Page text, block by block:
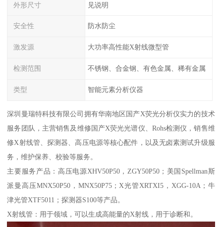
外形尺寸 见说明
安全性 防水防尘
激发源 大功率高性能X射线微型管
检测范围 不锈钢、合金钢、有色金属、稀有金属
类型 智能元素分析仪器
深圳曼瑞特科技有限公司拥有华南地区国产X荧光分析仪实力的技术
服务团队，主营销售及维修国产X荧光光谱仪、Rohs检测仪，销售维
修X射线管、探测器、高压电源等核心配件，以及无卤素测试升级服
务，维护保养、校验等服务。
主要服务产品：高压电源XHV50P50，ZGY50P50；美国Spellman斯
派曼高压MNX50P50，MNX50P75；X光管XRTXI5，XGG-10A；牛
津光管XTF5011；探测器S100等产品。
X射线管：用于领域，可以生成高能量的X射线，用于诊断和。